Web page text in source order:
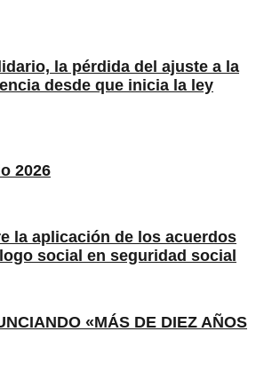
la pérdida del ajuste a la
desde que inicia la ley
2026
la aplicación de los acuerdos
social en seguridad social
«MÁS DE DIEZ AÑOS